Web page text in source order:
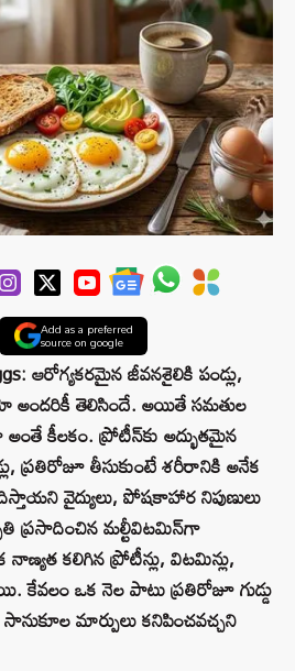
Add as a preferred
source on google
ఆరోగ్యకరమైన జీవనశైలికి పండ్లు,
అందరికీ తెలిసిందే. అయితే సమతుల
కీలకం. ప్రోటీన్‌కు అద్భుతమైన
ప్రతిరోజూ తీసుకుంటే శరీరానికి అనేక
వైద్యులు, పోషకాహార నిపుణులు
ప్రసాదించిన మల్టీవిటమిన్‌గా
నాణ్యత కలిగిన ప్రోటీన్లు, విటమిన్లు,
ఒక నెల పాటు ప్రతిరోజూ గుడ్డు
మార్పులు కనిపించవచ్చని